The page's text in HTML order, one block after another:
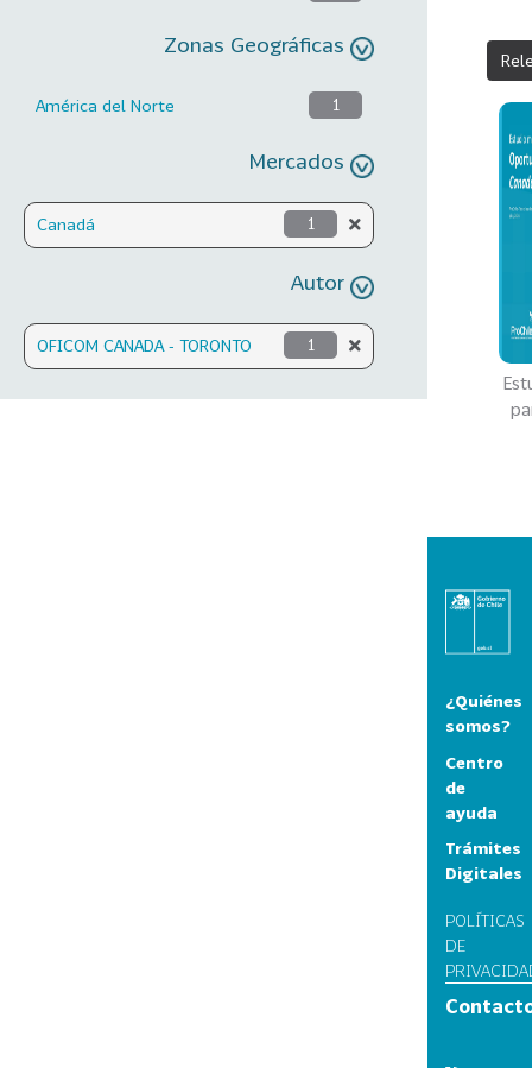
Zonas Geográficas
América del Norte 1
Mercados
Canadá 1
Autor
OFICOM CANADA - TORONTO 1
¿Quiénes
somos?
Centro
de
ayuda
Trámites
Digitales
POLÍTICAS
DE